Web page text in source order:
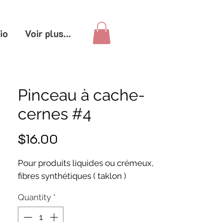
Voir plus...
Pinceau à cache-
cernes #4
$16.00
Pour produits liquides ou crémeux,
fibres synthétiques ( taklon )
Quantity *